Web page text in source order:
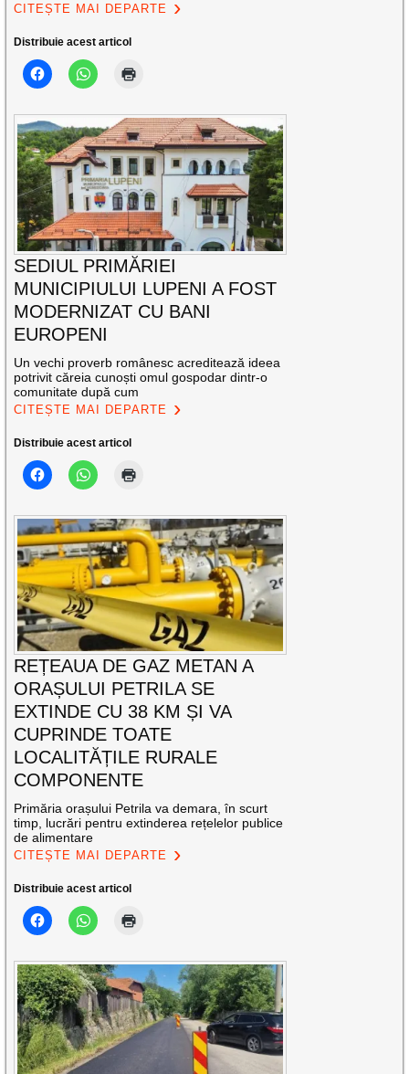
CITEȘTE MAI DEPARTE
Distribuie acest articol
SEDIUL PRIMĂRIEI
MUNICIPIULUI LUPENI A FOST
MODERNIZAT CU BANI
EUROPENI
Un vechi proverb românesc acreditează ideea
potrivit căreia cunoști omul gospodar dintr-o
comunitate după cum
CITEȘTE MAI DEPARTE
Distribuie acest articol
REȚEAUA DE GAZ METAN A
ORAȘULUI PETRILA SE
EXTINDE CU 38 KM ȘI VA
CUPRINDE TOATE
LOCALITĂȚILE RURALE
COMPONENTE
Primăria orașului Petrila va demara, în scurt
timp, lucrări pentru extinderea rețelelor publice
de alimentare
CITEȘTE MAI DEPARTE
Distribuie acest articol